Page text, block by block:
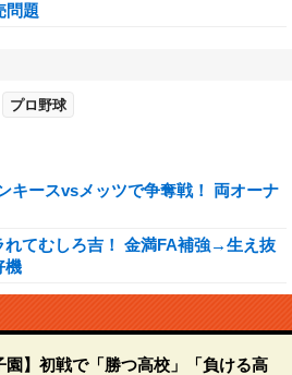
問題
プロ野球
キースvsメッツで争奪戦！ 両オーナ
れてむしろ吉！ 金満FA補強→生え抜
機
園】初戦で「勝つ高校」「負ける高